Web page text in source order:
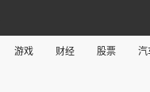
游戏 财经 股票 汽